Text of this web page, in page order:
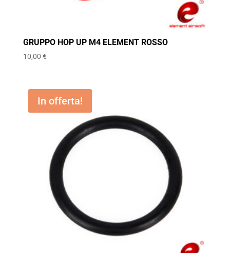
GRUPPO HOP UP M4 ELEMENT ROSSO
10,00 €
In offerta!